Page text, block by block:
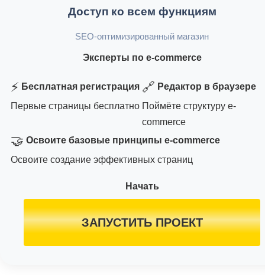
Доступ ко всем функциям
SEO-оптимизированный магазин
Эксперты по e-commerce
⚡ Бесплатная регистрация
Первые страницы бесплатно
🔗 Редактор в браузере
Поймёте структуру e-
commerce
🤝 Освоите базовые принципы e-commerce
Освоите создание эффективных страниц
Начать
ЗАПУСТИТЬ ПРОЕКТ